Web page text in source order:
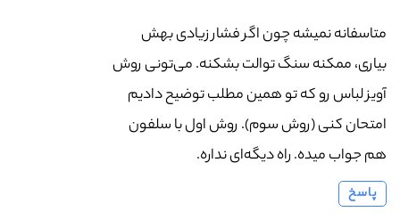
متاسفانه نمیشه چون اگر فشار زیادی بهش
بیاری، ممکنه سنگ توالت بشکنه. می‌تونی روش
آویز لباس رو که تو همین مطلب توضیح دادیم
امتحان کنی (روش سوم). روش اول با سلفون
هم جواب میده. راه دیگه‌ای نداره.
پاسخ